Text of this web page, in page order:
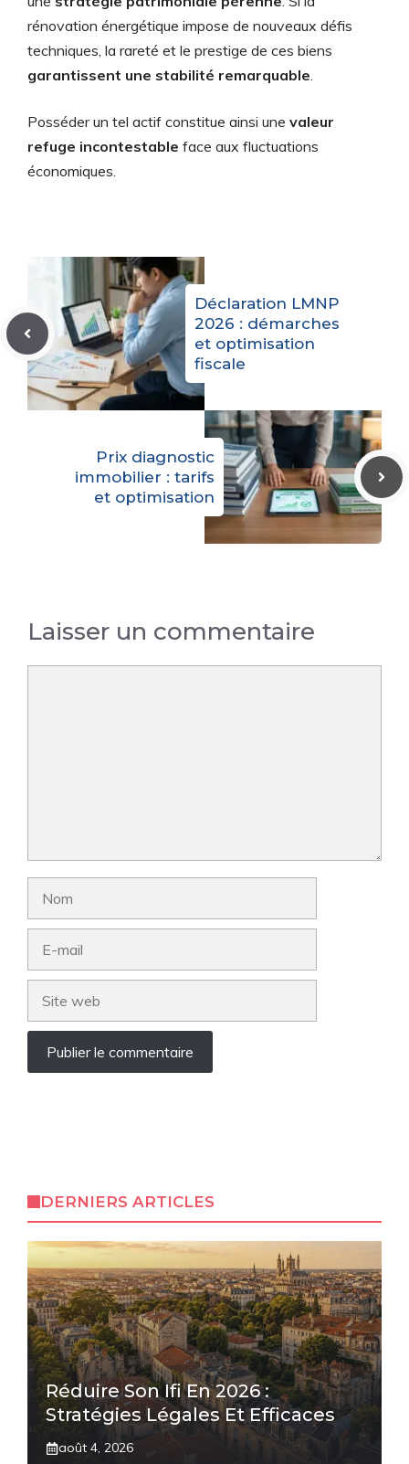
rénovation énergétique impose de nouveaux défis
techniques, la rareté et le prestige de ces biens
garantissent une stabilité remarquable.
Posséder un tel actif constitue ainsi une valeur
refuge incontestable face aux fluctuations
économiques.
Déclaration LMNP
2026 : démarches
et optimisation
fiscale
Prix diagnostic
immobilier : tarifs
et optimisation
Laisser un commentaire
DERNIERS ARTICLES
Réduire Son Ifi En 2026 :
Stratégies Légales Et Efficaces
août 4, 2026